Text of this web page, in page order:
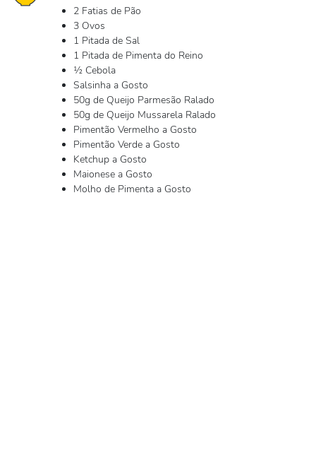
2 Fatias de Pão
3 Ovos
1 Pitada de Sal
1 Pitada de Pimenta do Reino
½ Cebola
Salsinha a Gosto
50g de Queijo Parmesão Ralado
50g de Queijo Mussarela Ralado
Pimentão Vermelho a Gosto
Pimentão Verde a Gosto
Ketchup a Gosto
Maionese a Gosto
Molho de Pimenta a Gosto